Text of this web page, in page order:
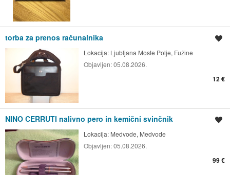
torba za prenos računalnika
Lokacija: Ljubljana Moste Polje, Fužine
Objavljen:05.08.2026.
12 €
NINO CERRUTI nalivno pero in kemični svinčnik
Lokacija: Medvode, Medvode
Objavljen:05.08.2026.
99 €